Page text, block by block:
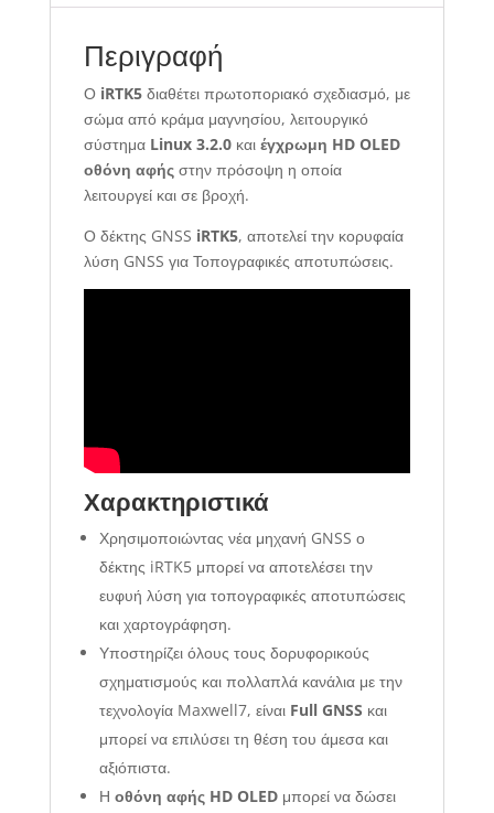
Περιγραφή
Ο iRTK5διαθέτει πρωτοποριακό σχεδιασμό, με
σώμα από κράμα μαγνησίου, λειτουργικό
σύστημα Linux 3.2.0και έγχρωμη HD OLED
οθόνη αφήςστην πρόσοψη η οποία
λειτουργεί και σε βροχή.
Ο δέκτης GNSS iRTK5, αποτελεί την κορυφαία
λύση GNSS για Τοπογραφικές αποτυπώσεις.
Χαρακτηριστικά
Χρησιμοποιώντας νέα μηχανή GNSS ο
δέκτης iRTK5 μπορεί να αποτελέσει την
ευφυή λύση για τοπογραφικές αποτυπώσεις
και χαρτογράφηση.
Υποστηρίζει όλους τους δορυφορικούς
σχηματισμούς και πολλαπλά κανάλια με την
τεχνολογία Maxwell7, είναι Full GNSS και
μπορεί να επιλύσει τη θέση του άμεσα και
αξιόπιστα.
Η οθόνη αφής HD OLEDμπορεί να δώσει